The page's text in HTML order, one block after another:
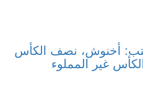
أخنوش، نصف الكأس
غير المملوء